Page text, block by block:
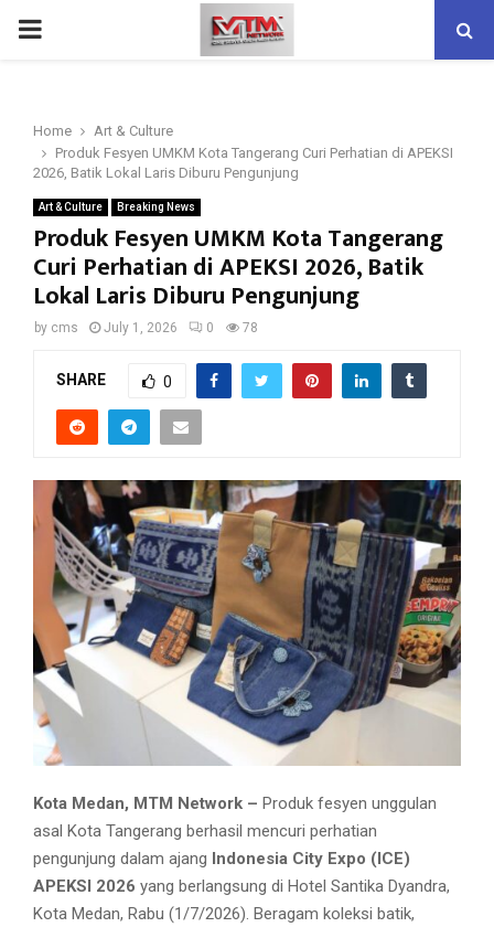
PRIMARY
Home
Art & Culture
Produk Fesyen UMKM Kota Tangerang Curi Perhatian di APEKSI
2026, Batik Lokal Laris Diburu Pengunjung
Art & Culture Breaking News
Produk Fesyen UMKM Kota Tangerang
Curi Perhatian di APEKSI 2026, Batik
Lokal Laris Diburu Pengunjung
by cms July 1, 2026 0 78
SHARE 0
Kota Medan, MTM Network – Produk fesyen unggulan
asal Kota Tangerang berhasil mencuri perhatian
pengunjung dalam ajang Indonesia City Expo (ICE)
APEKSI 2026 yang berlangsung di Hotel Santika Dyandra,
Kota Medan, Rabu (1/7/2026). Beragam koleksi batik,